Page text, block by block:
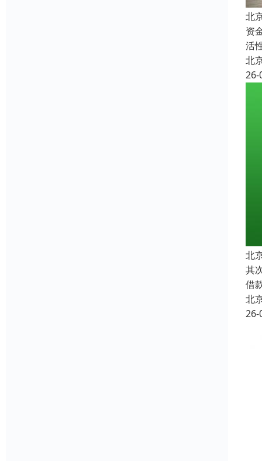
北
资
活
北
26-
北
其
借
北
26-